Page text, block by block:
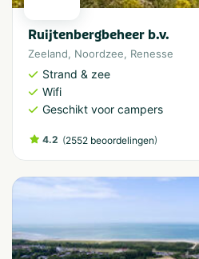
Ruijtenbergbeheer b.v.
Zeeland, Noordzee, Renesse
Strand & zee
Wifi
Geschikt voor campers
4.2 (2552 beoordelingen)